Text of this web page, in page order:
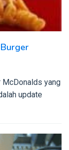
McDonalds yang
update